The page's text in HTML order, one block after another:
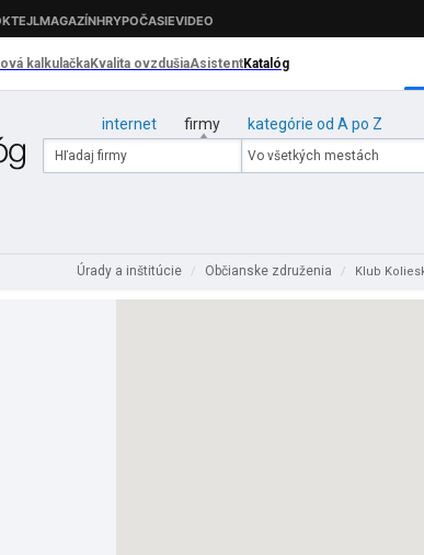
internet firmy kategórie od A po Z
Úrady a inštitúcie / Občianske združenia / Klub